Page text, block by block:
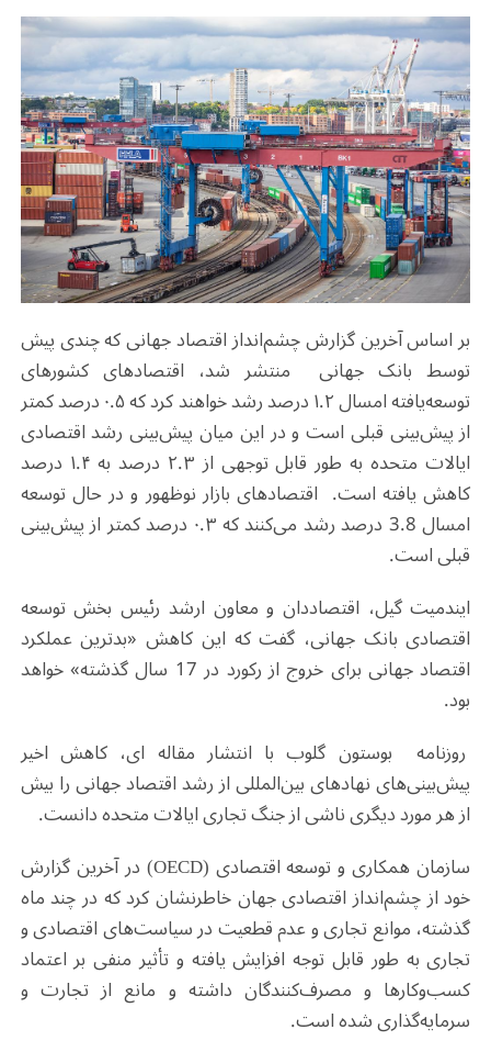
بر اساس آخرین گزارش چشم‌انداز اقتصاد جهانی که چندی پیش
توسط بانک جهانی منتشر شد، اقتصادهای کشورهای
توسعه‌یافته امسال ۱.۲ درصد رشد خواهند کرد که ۰.۵ درصد کمتر
از پیش‌بینی قبلی است و در این میان پیش‌بینی رشد اقتصادی
ایالات متحده به طور قابل توجهی از ۲.۳ درصد به ۱.۴ درصد
کاهش یافته است. اقتصادهای بازار نوظهور و در حال توسعه
امسال 3.8 درصد رشد می‌کنند که ۰.۳ درصد کمتر از پیش‌بینی
قبلی است.
ایندمیت گیل، اقتصاددان و معاون ارشد رئیس بخش توسعه
اقتصادی بانک جهانی، گفت که این کاهش «بدترین عملکرد
اقتصاد جهانی برای خروج از رکورد در 17 سال گذشته» خواهد
بود.
روزنامه بوستون گلوب با انتشار مقاله ای، کاهش اخیر
پیش‌بینی‌های نهادهای بین‌المللی از رشد اقتصاد جهانی را بیش
از هر مورد دیگری ناشی از جنگ تجاری ایالات متحده دانست.
سازمان همکاری و توسعه اقتصادی (OECD) در آخرین گزارش
خود از چشم‌انداز اقتصادی جهان خاطرنشان کرد که در چند ماه
گذشته، موانع تجاری و عدم قطعیت در سیاست‌های اقتصادی و
تجاری به طور قابل توجه افزایش یافته و تأثیر منفی بر اعتماد
کسب‌وکارها و مصرف‌کنندگان داشته و مانع از تجارت و
سرمایه‌گذاری شده است.